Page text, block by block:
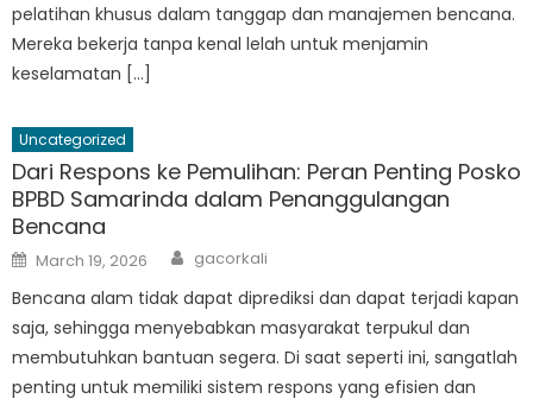
pelatihan khusus dalam tanggap dan manajemen bencana.
Mereka bekerja tanpa kenal lelah untuk menjamin
keselamatan […]
Uncategorized
Dari Respons ke Pemulihan: Peran Penting Posko
BPBD Samarinda dalam Penanggulangan
Bencana
Posted
on
March 19, 2026 Author
gacorkali
Bencana alam tidak dapat diprediksi dan dapat terjadi kapan
saja, sehingga menyebabkan masyarakat terpukul dan
membutuhkan bantuan segera. Di saat seperti ini, sangatlah
penting untuk memiliki sistem respons yang efisien dan